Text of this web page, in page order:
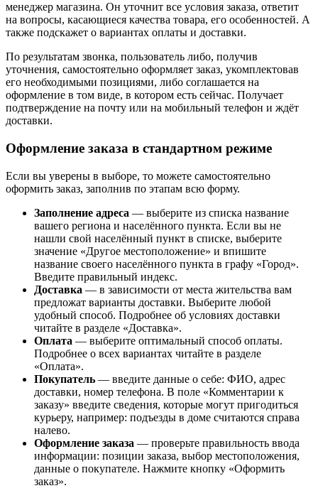
менеджер магазина. Он уточнит все условия заказа, ответит
на вопросы, касающиеся качества товара, его особенностей. А
также подскажет о вариантах оплаты и доставки.
По результатам звонка, пользователь либо, получив
уточнения, самостоятельно оформляет заказ, укомплектовав
его необходимыми позициями, либо соглашается на
оформление в том виде, в котором есть сейчас. Получает
подтверждение на почту или на мобильный телефон и ждёт
доставки.
Оформление заказа в стандартном режиме
Если вы уверены в выборе, то можете самостоятельно
оформить заказ, заполнив по этапам всю форму.
Заполнение адреса — выберите из списка название
вашего региона и населённого пункта. Если вы не
нашли свой населённый пункт в списке, выберите
значение «Другое местоположение» и впишите
название своего населённого пункта в графу «Город».
Введите правильный индекс.
Доставка — в зависимости от места жительства вам
предложат варианты доставки. Выберите любой
удобный способ. Подробнее об условиях доставки
читайте в разделе «Доставка».
Оплата — выберите оптимальный способ оплаты.
Подробнее о всех вариантах читайте в разделе
«Оплата».
Покупатель — введите данные о себе: ФИО, адрес
доставки, номер телефона. В поле «Комментарии к
заказу» введите сведения, которые могут пригодиться
курьеру, например: подъезды в доме считаются справа
налево.
Оформление заказа — проверьте правильность ввода
информации: позиции заказа, выбор местоположения,
данные о покупателе. Нажмите кнопку «Оформить
заказ».